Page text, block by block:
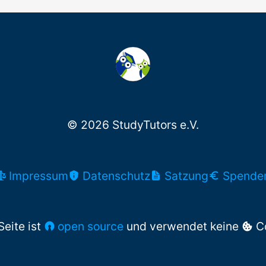
© 2026 StudyTutors e.V.
Impressum Datenschutz Satzung
ist open source und verwendet keine